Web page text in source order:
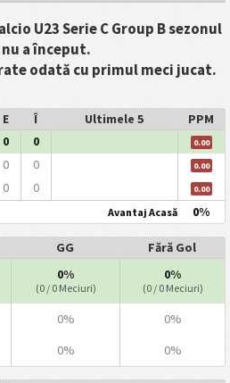
U23 Serie C Group B sezonul
a început.
odată cu primul meci jucat.
E Î Ultimele 5 PPM
0 0 0.00
0 0 0.00
0 0 0.00
Avantaj Acasă 0%
GG Fără Gol
0%
(0 / 0 Meciuri)
0%
(0 / 0 Meciuri)
0% 0%
0% 0%